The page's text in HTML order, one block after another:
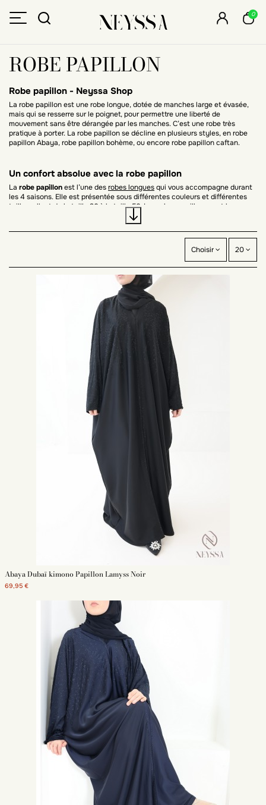
0
ROBE PAPILLON
Robe papillon - Neyssa Shop
La robe papillon est une robe longue, dotée de manches large et évasée,
mais qui se resserre sur le poignet, pour permettre une liberté de
mouvement sans être dérangée par les manches. C’est une robe très
pratique à porter. La robe papillon se décline en plusieurs styles, en robe
papillon Abaya, robe papillon bohème, ou encore robe papillon caftan.
Un confort absolue avec la robe papillon
La robe papillonest l’une desrobes longuesqui vous accompagne durant
les 4 saisons. Elle est présentée sous différentes couleurs et différentes
tailles, allant de la taille 36 à la taille 56. Les robes papillons sont longues
et larges, idéales pour camoufler nos formes tout en respectant les
valeurs de l’islam. La robe papillon peut convenir pour un look du quotidien
décontracté.
Contrairement aux autres robes, la robe papillon convient à toutes les
morphologies grâce à son côté ample et large, dû à cet effet papillon. Telle
un papillon vous vous sentirez légère et libre dans votre vêtement.
La robe papillon, un vêtement confortable à commander
Envie de choisir une tenue confortable, dans laquelle se sentir à l’aise sans
se préoccuper de ses formes ? La robe papillon est LA robe qu’il vous faut !
Légère et fluide, elle est facile à porter. Son atout principale: son confort,
quelle que soit votre taille, ronde ou mince ou alors grande ou petite, la
robe papillon vous ira à merveille.
Par ailleurs, la robe papillon peut se porter au quotidien, certaines la porte
au dessus d’une robe ou d’un ensemble (tee-shirt et jeans), associée à
une paire de sneakers, vous voilà paré pour un look décontracté.
Pour un look casual et une allure élégante, associez une veste pour casser
l’effet papillon. Neyssa propose différentes couleurs de robes papillon
avec lesquelles vous pouvez associer une couleur de hijab de votre choix,
soit en accordant les couelurs ou en les dépareillant pour plus de look.
Faites le choix d’un hijab prêt à enfiler pour rester centrée sur le côté
pratique de la tenue modest fashion.
Découvrez la sélection robe papillon de Neyssa conçue avec des tissus
fluides et de qualité, disponible immédiatement.
Pour découvrir plus de robes longues consultez notre rubrique dédiée et
commandez votre robe longue .
Nos robes longues Dubaï
Nos robes pull longues
Nos robes d'allaitement
Nos robes moins de 1m65
Choisir 20
Abaya Dubaï kimono Papillon Lamyss Noir
69,95 €